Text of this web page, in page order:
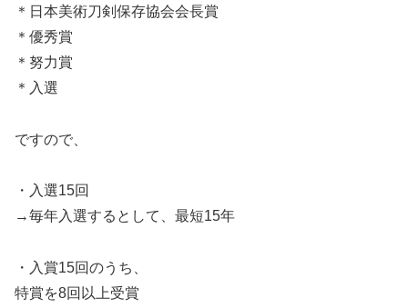
＊日本美術刀剣保存協会会長賞
＊優秀賞
＊努力賞
＊入選
ですので、
・入選15回
→毎年入選するとして、最短15年
・入賞15回のうち、
特賞を8回以上受賞